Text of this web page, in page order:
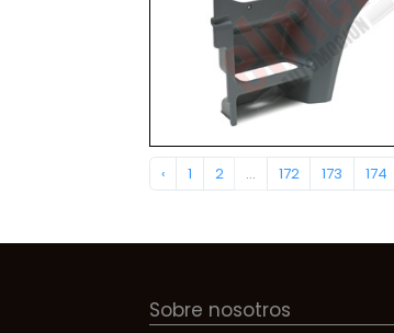
‹ 1 2 ... 172 173 174
Sobre nosotros